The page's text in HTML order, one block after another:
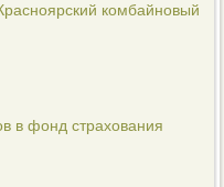
комбайновый
в фонд страхования